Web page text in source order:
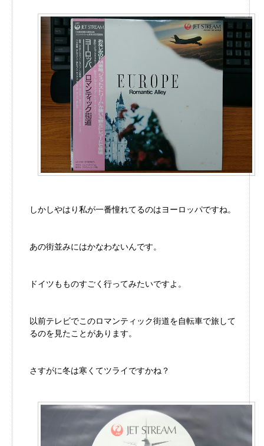
しかしやはり私が一番憧れてるのはヨーロッパですね。
あの街並みにはかなわないんです。
ドイツもものすごく行ってみたいですよ。
以前テレビでこのロマンティック街道を自転車で旅して
るのを見たことがあります。
さすがに冬は寒くてツライですかね？